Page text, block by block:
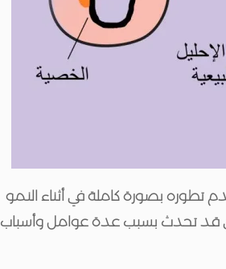
تطوره بصورة كاملة في أثناء النمو
قد تحدث بسبب عدة عوامل وأسباب